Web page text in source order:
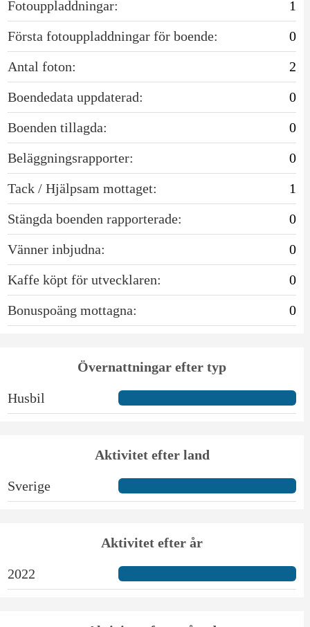
Fotouppladdningar:
1
Första fotouppladdningar för boende:
0
Antal foton:
2
Boendedata uppdaterad:
0
Boenden tillagda:
0
Beläggningsrapporter:
0
Tack / Hjälpsam mottaget:
1
Stängda boenden rapporterade:
0
Vänner inbjudna:
0
Kaffe köpt för utvecklaren:
0
Bonuspoäng mottagna:
0
Övernattningar efter typ
Husbil
Aktivitet efter land
Sverige
Aktivitet efter år
2022